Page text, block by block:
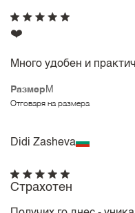
Размер M
Отговаря на размера
❤️
Много удобен и
Didi Zasheva
Страхотен